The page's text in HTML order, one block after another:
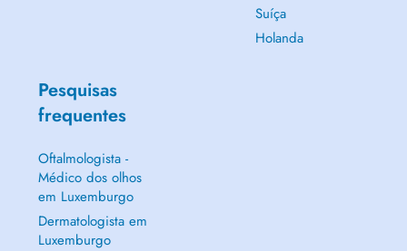
Suíça
Holanda
Pesquisas
frequentes
Oftalmologista -
Médico dos olhos
em Luxemburgo
Dermatologista em
Luxemburgo